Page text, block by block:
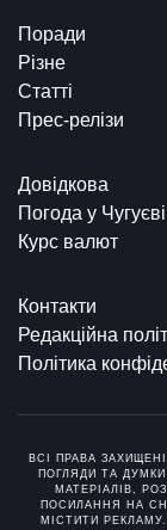
Поради
Різне
Статті
Прес-релізи
Довідкова
Погода у Чугуєві
Курс валют
Контакти
Редакційна
Політика
ВСІ ПРАВА
ПОГЛЯДИ ТА
МАТЕРІАЛІВ,
ПОСИЛАННЯ НА
МІСТИТИ